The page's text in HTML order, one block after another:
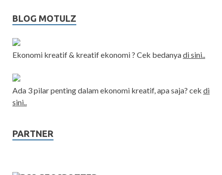
BLOG MOTULZ
Ekonomi kreatif & kreatif ekonomi ? Cek bedanyadi sini..
Ada 3 pilar penting dalam ekonomi kreatif, apa saja? cek di
sini..
PARTNER